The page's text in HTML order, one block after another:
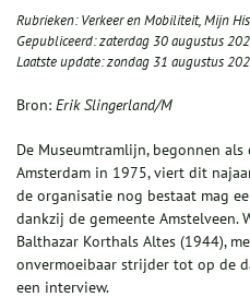
Rubrieken:Verkeer en Mobiliteit,Mijn
Gepubliceerd:zaterdag 30 augustus
Laatste update:zondag 31 augustus
Bron: Erik Slingerland/M
De Museumtramlijn, begonnen
Amsterdam in 1975, viert dit
de organisatie nog bestaat mag
dankzij de gemeente Amstelveen.
Balthazar Korthals Altes (1944),
onvermoeibaar strijder tot op de
een interview.